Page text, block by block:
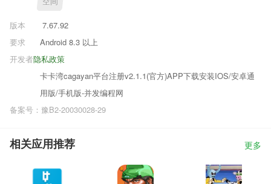
版本
7.67.92
要求
Android 8.3 以上
隐私政策
开发者
卡卡湾cagayan平台注册v2.1.1(官方)APP下载安装IOS/安卓通
用版/手机版-并发编程网
备案号：豫B2-20030028-29
相关应用推荐 更多